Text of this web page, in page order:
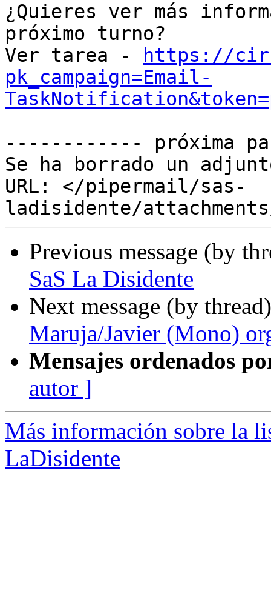
¿Quieres ver más
próximo turno?
Ver tarea -
https://
pk_campaign=Email-
------------ próxima
Se ha borrado un
URL: </pipermail/sas-
Previous message (by
SaS La Disidente
Next message (by
Maruja/Javier (Mono)
Mensajes ordenados
autor ]
Más información sobre la
LaDisidente